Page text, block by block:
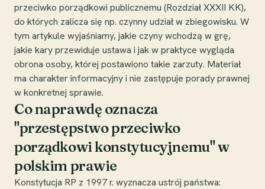
przeciwko porządkowi publicznemu (Rozdział XXXII KK),
do których zalicza się np. czynny udział w zbiegowisku. W
tym artykule wyjaśniamy, jakie czyny wchodzą w grę,
jakie kary przewiduje ustawa i jak w praktyce wygląda
obrona osoby, której postawiono takie zarzuty. Materiał
ma charakter informacyjny i nie zastępuje porady prawnej
w konkretnej sprawie.
Co naprawdę oznacza
"przestępstwo przeciwko
porządkowi konstytucyjnemu" w
polskim prawie
Konstytucja RP z 1997 r. wyznacza ustrój państwa: